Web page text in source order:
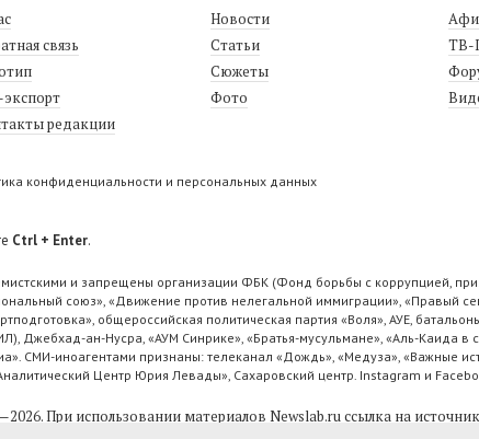
связь
экспорт
редакции
Новости
Статьи
Сюжеты
Фото
ТВ-
конфиденциальности и персональных данных
Ctrl + Enter.
и запрещены организации ФБК (Фонд борьбы с коррупцией,
союз», «Движение против нелегальной иммиграции», «Правый
общероссийская политическая партия «Воля», АУЕ,
Джебхад-ан-Нусра, «АУМ Синрике», «Братья-мусульмане», «Аль-Каида
СМИ-иноагентами признаны: телеканал «Дождь», «Медуза», «Важные
Центр Юрия Левады», Сахаровский центр. Instagram и
При использовании материалов Newslab.ru ссылка на